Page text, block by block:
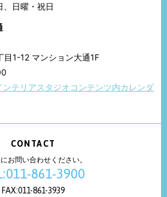
日曜・祝日
1-12 マンション大通1F
ンテリアスタジオコンテンツ内カレンダ
CONTACT
お問い合わせください。
861-3900
FAX:011-861-3939